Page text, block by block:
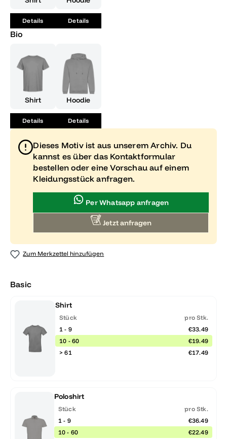
Aufschwung und mache den ersten Schritt in eine
erfolgreiche Zukunft.
Details Details
Bio
Shirt
Details
Hoodie
Details
Dieses Motiv ist aus unserem Archiv. Du
kannst es über das Kontaktformular
bestellen oder eine Vorschau auf einem
Kleidungsstück anfragen.
Per Whatsapp anfragen
Jetzt anfragen
Zum Merkzettel hinzufügen
Basic
Shirt
Stück
pro Stk.
1 - 9
€33.49
10 - 60
€19.49
> 61
€17.49
Poloshirt
Stück
pro Stk.
1 - 9
€36.49
10 - 60
€22.49